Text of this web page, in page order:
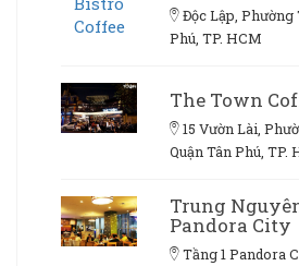
Độc Lập, Phường
Phú, TP. HCM
The Town
15 Vườn Lài,
Quận Tân Phú, TP.
Trung
Pandora City
Tầng 1 Pandora